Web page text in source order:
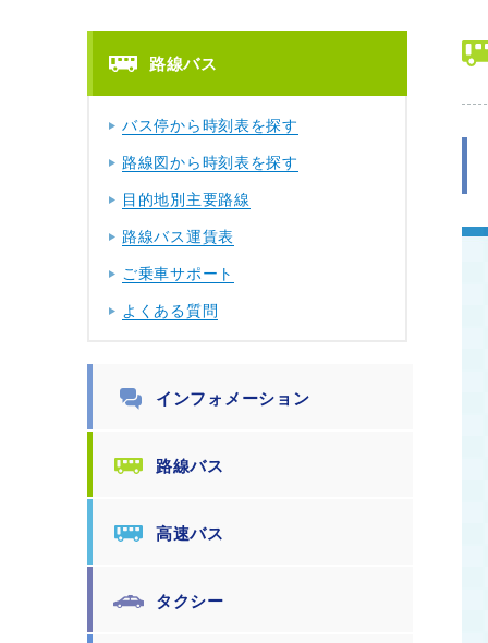
路線バス
バス停から時刻表を探す
路線図から時刻表を探す
目的地別主要路線
路線バス運賃表
ご乗車サポート
よくある質問
インフォメーション
路線バス
高速バス
タクシー